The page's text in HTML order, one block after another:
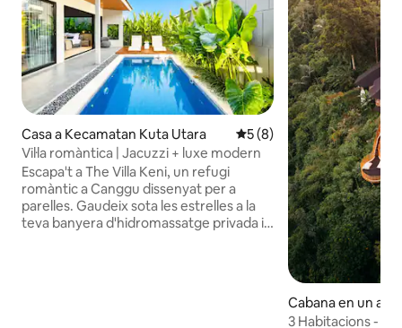
Casa a Kecamatan Kuta Utara 5 de puntuació mitjana
5 (8)
Vil·la romàntica | Jacuzzi + luxe modern
Escapa't a The Villa Keni, un refugi
romàntic a Canggu dissenyat per a
parelles. Gaudeix sota les estrelles a la
teva banyera d'hidromassatge privada i
Cabana en un
rapura
3 Habitacions - La